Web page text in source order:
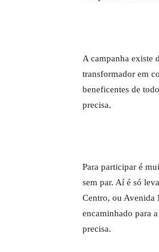
A campanha existe
transformador em
beneficentes de
precisa.
Para participar é
sem par. Aí é só
Centro, ou Avenida
encaminhado para
precisa.